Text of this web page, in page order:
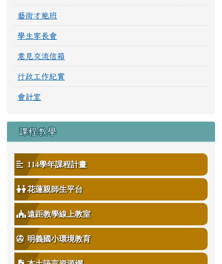
藝術才能班
學生家長會
意見交流信箱
行政工作紀實
會計室
課程教學
114學年課程計畫
花蓮親師生平台
遠距教學線上教室
明義國小環境教育